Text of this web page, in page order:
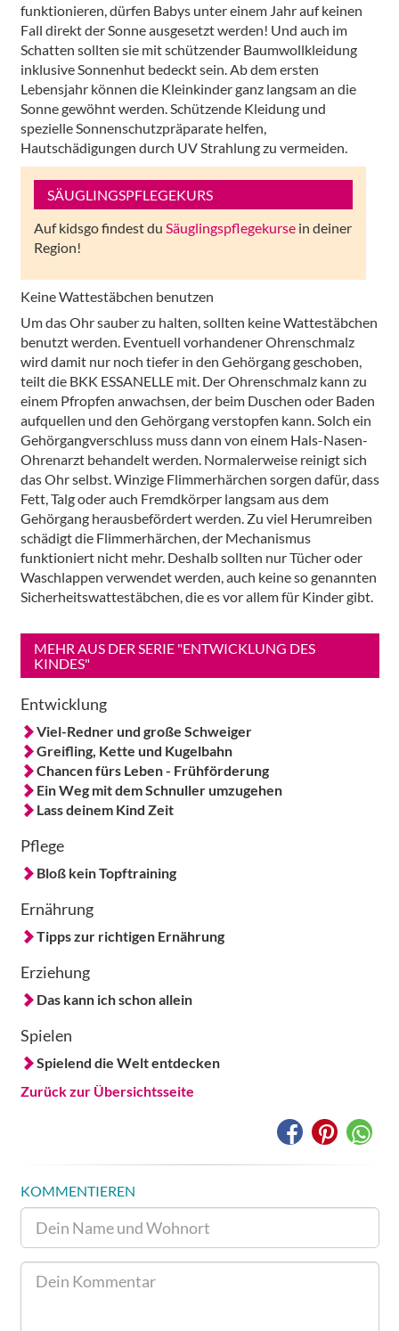
funktionieren, dürfen Babys unter einem Jahr auf keinen
Fall direkt der Sonne ausgesetzt werden! Und auch im
Schatten sollten sie mit schützender Baumwollkleidung
inklusive Sonnenhut bedeckt sein. Ab dem ersten
Lebensjahr können die Kleinkinder ganz langsam an die
Sonne gewöhnt werden. Schützende Kleidung und
spezielle Sonnenschutzpräparate helfen,
Hautschädigungen durch UV Strahlung zu vermeiden.
SÄUGLINGSPFLEGEKURS
Auf kidsgo findest du Säuglingspflegekursein deiner
Region!
Keine Wattestäbchen benutzen
Um das Ohr sauber zu halten, sollten keine Wattestäbchen
benutzt werden. Eventuell vorhandener Ohrenschmalz
wird damit nur noch tiefer in den Gehörgang geschoben,
teilt die BKK ESSANELLE mit. Der Ohrenschmalz kann zu
einem Pfropfen anwachsen, der beim Duschen oder Baden
aufquellen und den Gehörgang verstopfen kann. Solch ein
Gehörgangverschluss muss dann von einem Hals-Nasen-
Ohrenarzt behandelt werden. Normalerweise reinigt sich
das Ohr selbst. Winzige Flimmerhärchen sorgen dafür, dass
Fett, Talg oder auch Fremdkörper langsam aus dem
Gehörgang herausbefördert werden. Zu viel Herumreiben
schädigt die Flimmerhärchen, der Mechanismus
funktioniert nicht mehr. Deshalb sollten nur Tücher oder
Waschlappen verwendet werden, auch keine so genannten
Sicherheitswattestäbchen, die es vor allem für Kinder gibt.
MEHR AUS DER SERIE "ENTWICKLUNG DES
KINDES"
Entwicklung
Viel-Redner und große Schweiger
Greifling, Kette und Kugelbahn
Chancen fürs Leben - Frühförderung
Ein Weg mit dem Schnuller umzugehen
Lass deinem Kind Zeit
Pflege
Bloß kein Topftraining
Ernährung
Tipps zur richtigen Ernährung
Erziehung
Das kann ich schon allein
Spielen
Spielend die Welt entdecken
Zurück zur Übersichtsseite
KOMMENTIEREN